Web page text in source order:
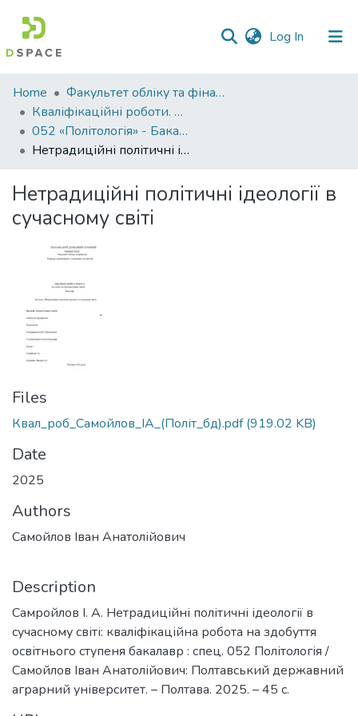
Log In (current)
Communities
&
Collections
All of DSpace
Statistics
Home
Факультет обліку та фінансів
Кваліфікаційні роботи. Факультет обліку та фінансів
052 «Політологія» - Бакалаври 2024-2025
Нетрадиційні політичні ідеології в сучасному світі
Нетрадиційні політичні ідеології в
сучасному світі
Files
Квал_роб_Самойлов_ІА_(Політ_бд).pdf(919.02 KB)
Date
2025
Authors
Самойлов Іван Анатолійович
Description
Самройлов І. А. Нетрадиційні політичні ідеології в
сучасному світі: кваліфікаційна робота на здобуття
освітнього ступеня бакалавр : спец. 052 Політологія /
Самойлов Іван Анатолійович: Полтавський державний
аграрний університет. – Полтава. 2025. – 45 с.